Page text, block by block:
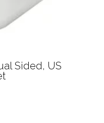
Sided, US